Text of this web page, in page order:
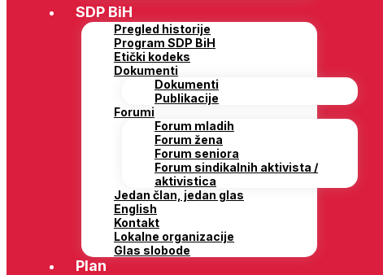
SDP BiH
Pregled historije
Program SDP BiH
Etički kodeks
Dokumenti
Dokumenti
Publikacije
Forumi
Forum mladih
Forum žena
Forum seniora
Forum sindikalnih aktivista /
aktivistica
Jedan član, jedan glas
English
Kontakt
Lokalne organizacije
Glas slobode
Plan